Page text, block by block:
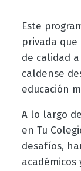
Este
privada
de calidad
caldense
educación
A lo largo
en Tu
desafíos,